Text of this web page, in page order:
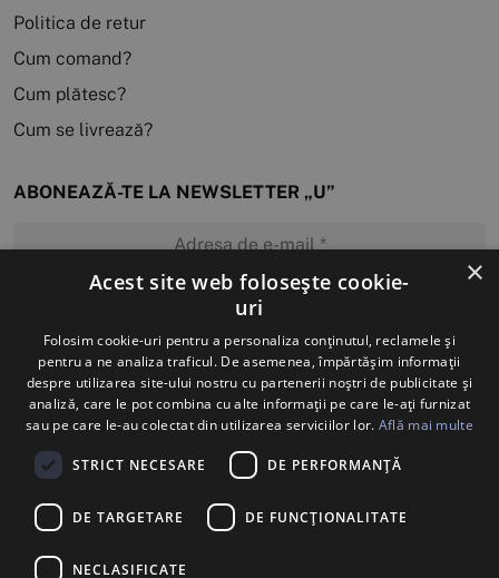
Politica de retur
Cum comand?
Cum plătesc?
Cum se livrează?
ABONEAZĂ-TE LA NEWSLETTER „U”
MĂ ABONEZ
×
Acest site web folosește cookie-
uri
Folosim cookie-uri pentru a personaliza conținutul, reclamele și
pentru a ne analiza traficul. De asemenea, împărtășim informații
despre utilizarea site-ului nostru cu partenerii noștri de publicitate și
analiză, care le pot combina cu alte informații pe care le-ați furnizat
sau pe care le-au colectat din utilizarea serviciilor lor. Află mai multe
STRICT NECESARE DE PERFORMANȚĂ
DE TARGETARE DE FUNCŢIONALITATE
NECLASIFICATE